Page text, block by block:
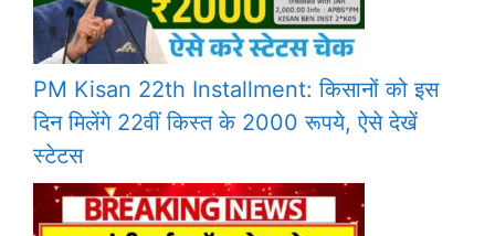
PM Kisan 22th Installment: किसानों को इस
दिन मिलेंगे 22वीं किस्त के 2000 रूपये, ऐसे देखें
स्टेटस